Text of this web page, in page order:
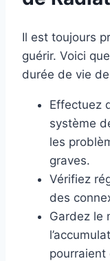
Il est toujours
guérir. Voici
durée de vie
Effectuez
système
les
graves.
Vérifiez
des
Gardez le
pourraient